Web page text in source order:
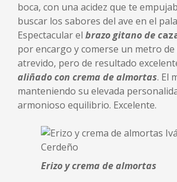
boca, con una acidez que te
buscar los sabores del ave en el
Espectacular el brazo gitano de c
por encargo y comerse un metro
atrevido, pero de resultado
aliñado con crema de almortas. El
manteniendo su elevada
armonioso equilibrio. Excelente.
Erizo y crema de almortas